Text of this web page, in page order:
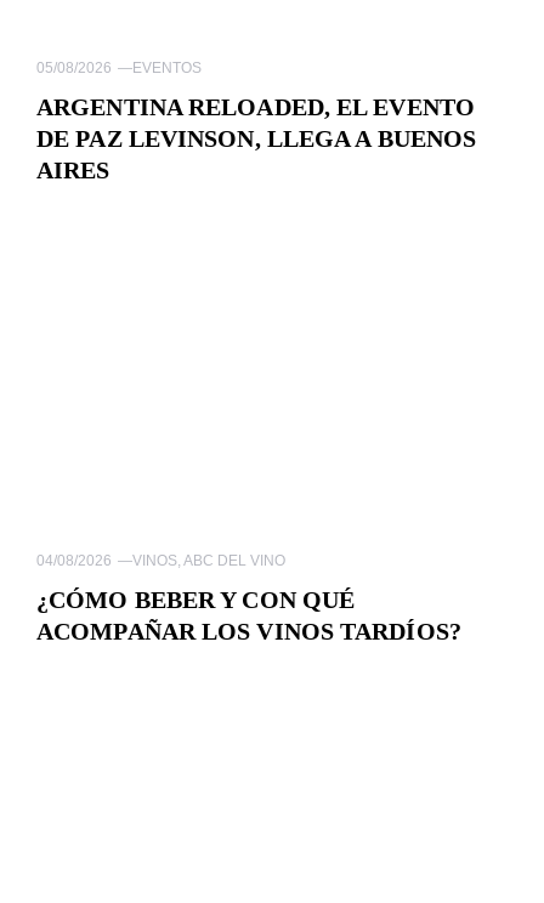
05/08/2026 —EVENTOS
ARGENTINA RELOADED, EL EVENTO
DE PAZ LEVINSON, LLEGA A BUENOS
AIRES
04/08/2026 —VINOS, ABC DEL VINO
¿CÓMO BEBER Y CON QUÉ
ACOMPAÑAR LOS VINOS TARDÍOS?